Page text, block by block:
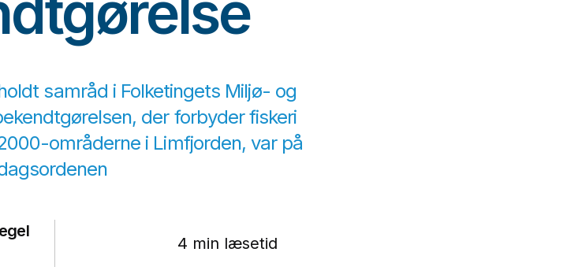
samråd i Folketingets Miljø- og
der forbyder fiskeri
områderne i Limfjorden, var på
4 min læsetid